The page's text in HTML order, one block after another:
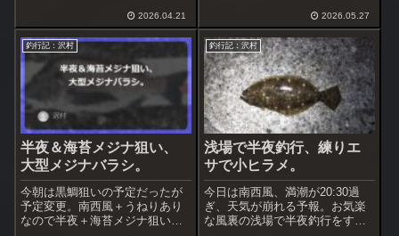
りでなく周期も長くなったら危
険という事、今回は凄く参考に
なりました。
2026.04.21
決めた。今日は午後からの短時
間の予定、のんびり釣りをする
事にした。
2026.05.27
釣行記：沢村
半夜＆海苔メジナ狙い、
大型メジナバラシ。
今朝は黒鯛狙いの予定だったが
予定変更。南西風＋うねりあり
なので半夜＋海苔メジナ狙いに
釣行記：沢村
浅場で半夜釣行、練りエ
サで小ヒラメ。
今日は南西風、満潮が20:30過
ぎ、天気が崩れる予報。お気楽
な風裏の浅場で半夜釣行をする